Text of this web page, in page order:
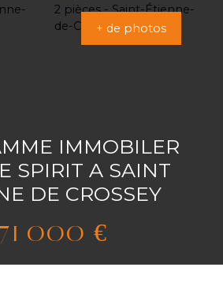
+ de photos
IMMOBILER
SPIRIT A SAINT
DE CROSSEY
000 €